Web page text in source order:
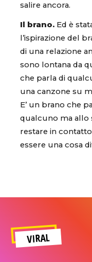
salire ancora.
Il brano. Ed è
l’ispirazione del
di una relazione
sono lontana da
che parla di
una canzone su
E’ un brano che
qualcuno ma allo
restare in
essere una cosa
VIRAL